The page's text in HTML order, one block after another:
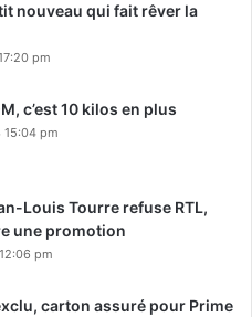
nouveau qui fait rêver la
pm
c’est 10 kilos en plus
15:04 pm
Louis Tourre refuse RTL,
une promotion
pm
carton assuré pour Prime